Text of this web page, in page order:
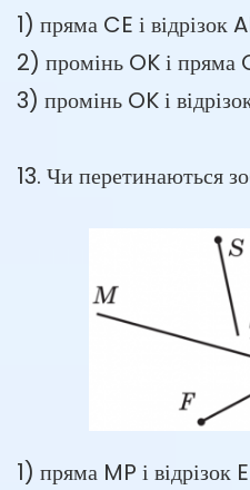
1) пряма CE і відрізок
2) промінь OK і пряма
3) промінь OK і
13. Чи перетинаються
1) пряма MP і відрізок